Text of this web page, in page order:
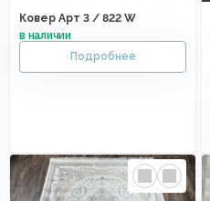
Ковер Арт 3 / 822 W